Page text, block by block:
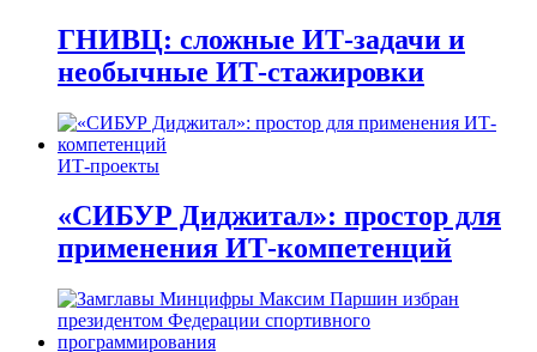
ГНИВЦ: сложные ИТ‑задачи и
необычные ИТ‑стажировки
ИТ-проекты
«СИБУР Диджитал»: простор для
применения ИТ-компетенций